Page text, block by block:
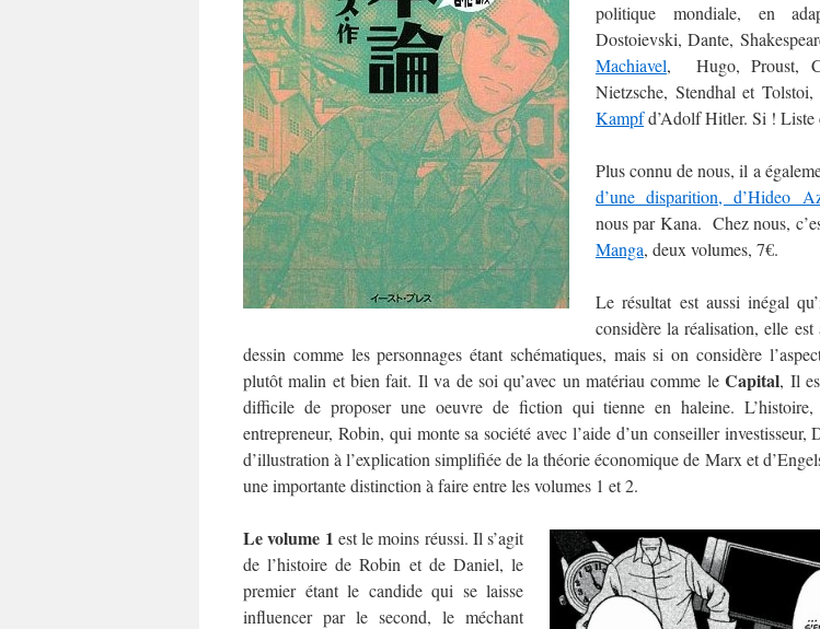
politique mondiale, en
Dostoievski, Dante,
Machiavel, Hugo, Proust,
Nietzsche, Stendhal et
Kampfd’Adolf Hitler. Si ! Liste
Plus connu de nous, il a
d’une disparition, d’Hideo
nous par Kana. Chez nous,
Manga, deux volumes, 7€.
Le résultat est aussi inégal
considère la réalisation, elle est
dessin comme les personnages étant schématiques, mais si on considère
plutôt malin et bien fait. Il va de soi qu’avec un matériau comme leCapital, Il
difficile de proposer une oeuvre de fiction qui tienne en haleine. L’histoire,
entrepreneur, Robin, qui monte sa société avec l’aide d’un conseiller investisseur,
d’illustration à l’explication simplifiée de la théorie économique de Marx et
une importante distinction à faire entre les volumes 1 et 2.
Le volume 1 est le moins réussi. Il s’agit
de l’histoire de Robin et de Daniel, le
premier étant le candide qui se laisse
influencer par le second, le méchant